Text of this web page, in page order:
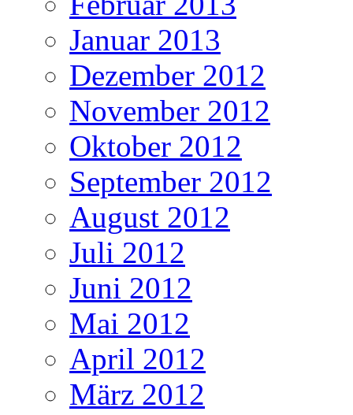
Januar 2013
Dezember 2012
November 2012
Oktober 2012
September 2012
August 2012
Juli 2012
Juni 2012
Mai 2012
April 2012
März 2012